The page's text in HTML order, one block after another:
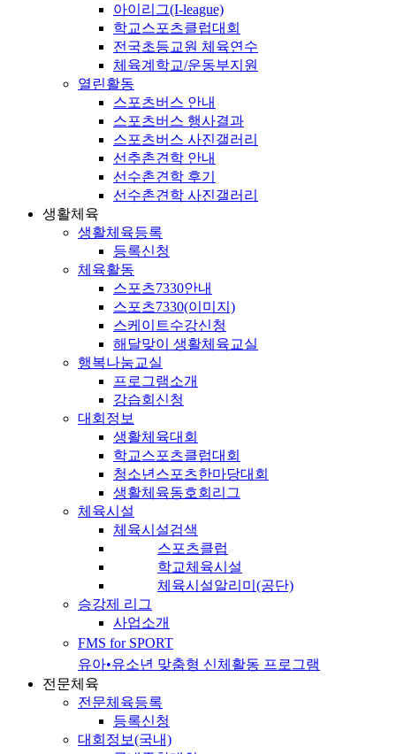
아이리그(I-league)
학교스포츠클럽대회
전국초등교원 체육연수
체육계학교/운동부지원
열린활동
스포츠버스 안내
스포츠버스 행사결과
스포츠버스 사진갤러리
선추촌견학 안내
선수촌견학 후기
선수촌견학 사진갤러리
생활체육
생활체육등록
등록신청
체육활동
스포츠7330안내
스포츠7330(이미지)
스케이트수강신청
해달맞이 생활체육교실
행복나눔교실
프로그램소개
강습회신청
대회정보
생활체육대회
학교스포츠클럽대회
청소년스포츠한마당대회
생활체육동호회리그
체육시설
체육시설검색
스포츠클럽
학교체육시설
체육시설알리미(공단)
승강제 리그
사업소개
FMS for SPORT
유아•유소년 맞춤형 신체활동 프로그램
전문체육
전문체육등록
등록신청
대회정보(국내)